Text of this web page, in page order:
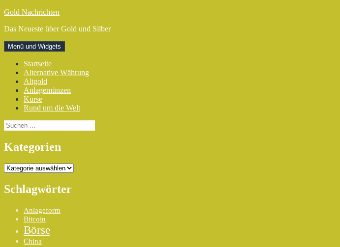
Zum
springen
Gold Nachrichten
Das Neueste über Gold und Silber
Menü und Widgets
Startseite
Alternative Währung
Altgold
Anlagemünzen
Kurse
Rund um die Welt
Suchen
nach:
Kategorien
Kategorien
Schlagwörter
Anlageform
Bitcoin
Börse
China